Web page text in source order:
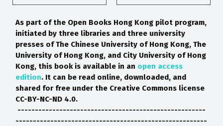
As part of the Open Books Hong Kong pilot program,
initiated by three libraries and three university
presses of The Chinese University of Hong Kong, The
University of Hong Kong, and City University of Hong
Kong, this book is available in an open access
edition. It can be read online, downloaded, and
shared for free under the Creative Commons license
CC-BY-NC-ND 4.0.
------------------------------------------------------
-------------------------------------------------------